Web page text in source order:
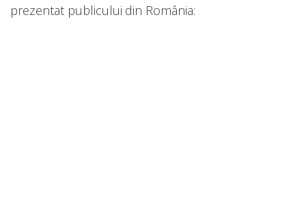
prezentat publicului din România: